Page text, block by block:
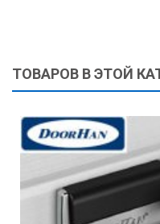
ТОВАРОВ В ЭТОЙ